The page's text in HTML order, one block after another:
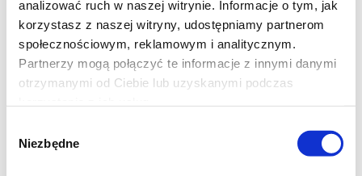
analizować ruch w naszej witrynie. Informacje o tym, jak
korzystasz z naszej witryny, udostępniamy partnerom
społecznościowym, reklamowym i analitycznym.
Partnerzy mogą połączyć te informacje z innymi danymi
otrzymanymi od Ciebie lub uzyskanymi podczas
zgody
Niezbędne